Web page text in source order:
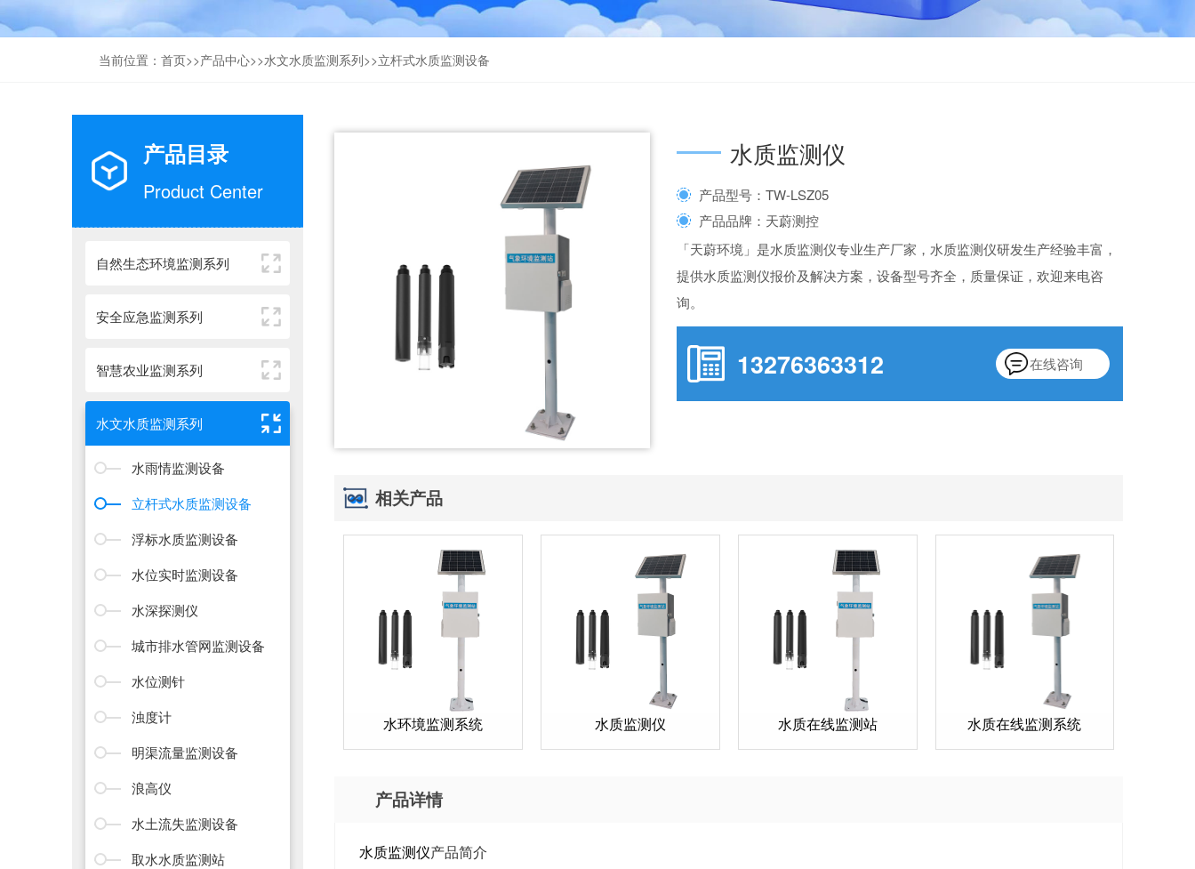
当前位置： 首页>>产品中心>>水文水质监测系列>>立杆式水质监测设备
产品目录
Product Center
自然生态环境监测系列
安全应急监测系列
智慧农业监测系列
水文水质监测系列
水雨情监测设备
立杆式水质监测设备
浮标水质监测设备
水位实时监测设备
水深探测仪
城市排水管网监测设备
水位测针
浊度计
明渠流量监测设备
浪高仪
水土流失监测设备
取水水质监测站
水质监测仪
产品型号：TW-LSZ05
产品品牌：天蔚测控
「天蔚环境」是水质监测仪专业生产厂家，水质监测仪研发生产经验丰富，
提供水质监测仪报价及解决方案，设备型号齐全，质量保证，欢迎来电咨
询。
13276363312 在线咨询
相关产品
水环境监测系统 水质监测仪 水质在线监测站 水质在线监测系统
产品详情
水质监测仪产品简介